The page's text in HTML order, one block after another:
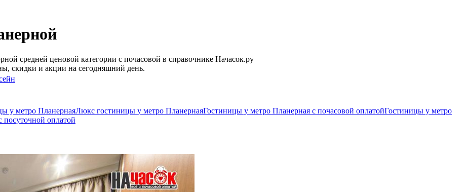
средней ценовой категории c почасовой в справочнике Начасок.ру
скидки и акции на сегодняшний день.
у метро ПланернаяЛюкс гостиницы у метро ПланернаяГостиницы у метро Планерная c почасовой оплатойГостиницы у метро
оплатой